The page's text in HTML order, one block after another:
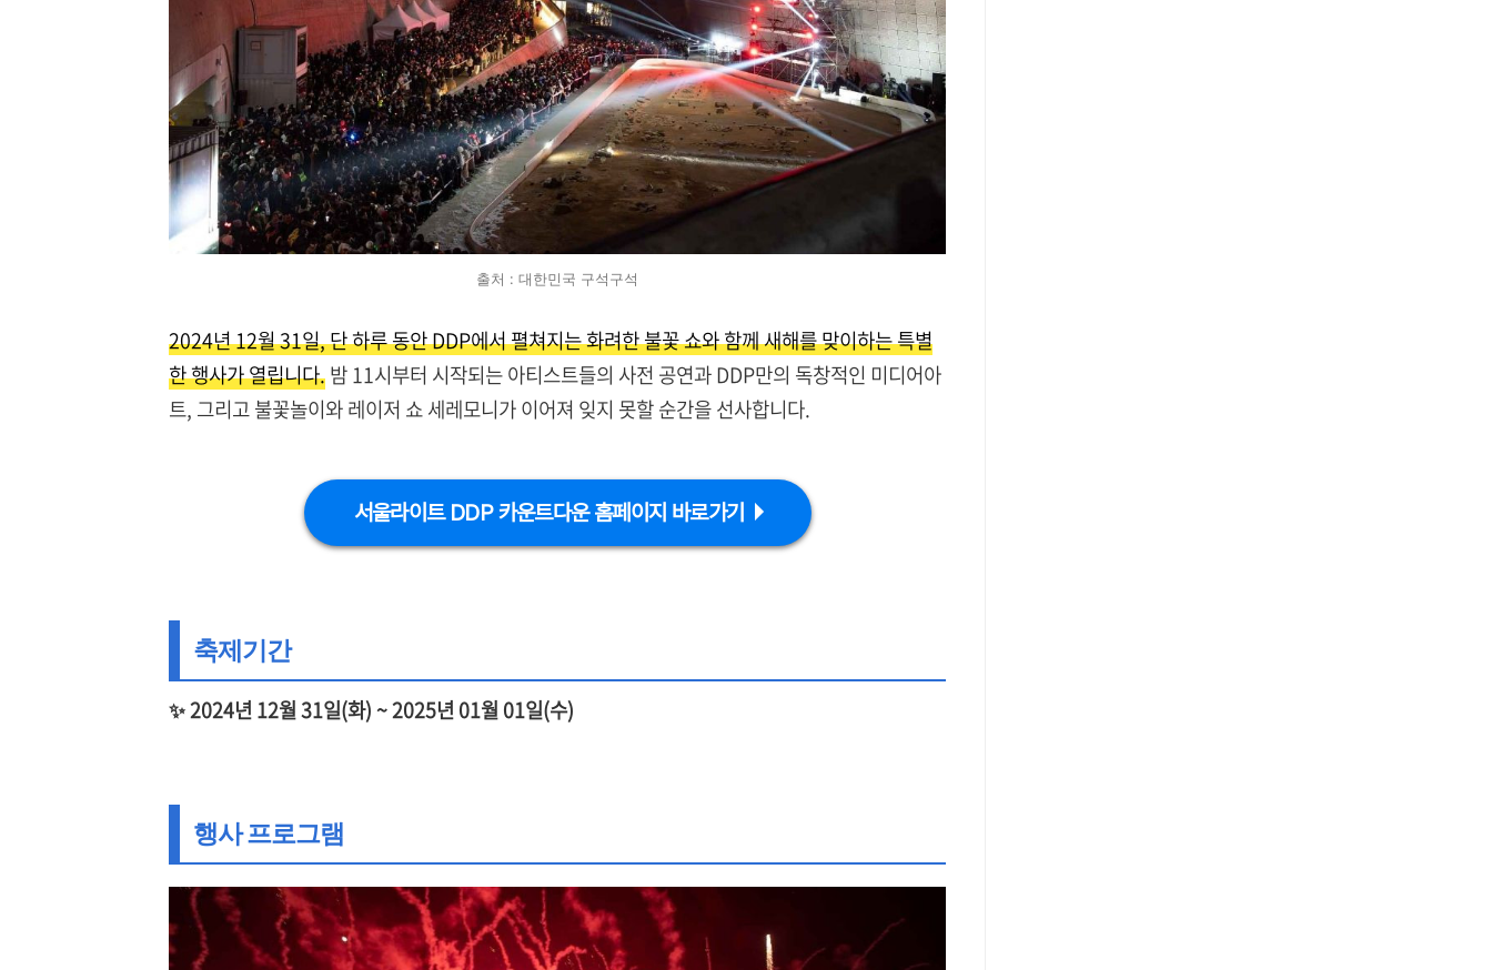
출처 : 대한민국 구석구석
2024년 12월 31일, 단 하루 동안 DDP에서 펼쳐지는 화려한 불꽃 쇼와 함께 새해를 맞이하는 특별
한 행사가 열립니다.밤 11시부터 시작되는 아티스트들의 사전 공연과 DDP만의 독창적인 미디어아
트, 그리고 불꽃놀이와 레이저 쇼 세레모니가 이어져 잊지 못할 순간을 선사합니다.
서울라이트 DDP 카운트다운 홈페이지 바로가기
축제기간
✨ 2024년 12월 31일(화) ~ 2025년 01월 01일(수)
행사 프로그램